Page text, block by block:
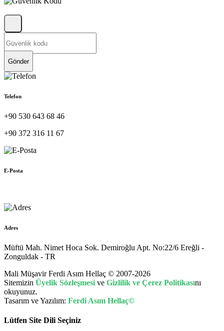
Gönder
Telefon
+90 530 643 68 46
+90 372 316 11 67
E-Posta
Adres
Müftü Mah. Nimet Hoca Sok. Demiroğlu Apt. No:22/6 Ereğli -
Zonguldak - TR
Mali Müşavir Ferdi Asım Hellaç © 2007-2026
Sitemizin Üyelik Sözleşmesi ve Gizlilik ve Çerez Politikasını
okuyunuz.
Tasarım ve Yazılım: Ferdi Asım Hellaç©
Lütfen Site Dili Seçiniz